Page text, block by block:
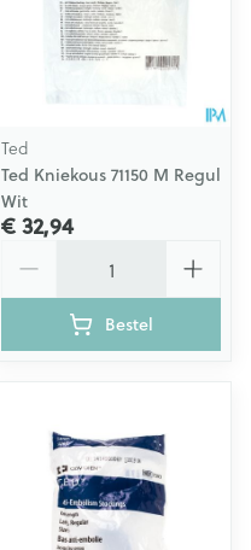
Ted
Ted Kniekous 71150 M Regul
Wit
€ 32,94
Bestel